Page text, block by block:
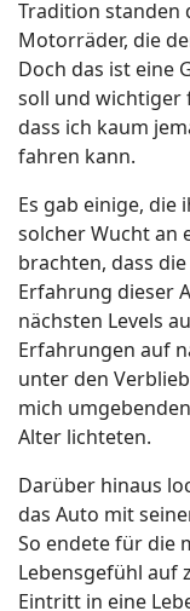
Tradition standen
Motorräder, die
Doch das ist eine
soll und wichtiger
dass ich kaum
fahren kann.
Es gab einige,
solcher Wucht an
brachten, dass
Erfahrung dieser
nächsten Levels
Erfahrungen auf
unter den
mich
Alter lichteten.
Darüber hinaus
das Auto mit
So endete für die
Lebensgefühl auf
Eintritt in eine